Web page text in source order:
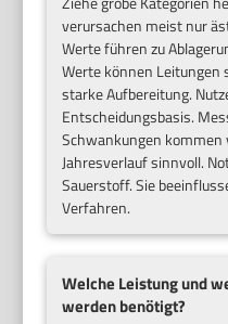
verursachen meist nur
Werte führen zu
Werte können Leitungen
starke Aufbereitung.
Entscheidungsbasis.
Schwankungen kommen
Jahresverlauf sinnvoll.
Sauerstoff. Sie
Verfahren.
Welche Leistung und
werden benötigt?